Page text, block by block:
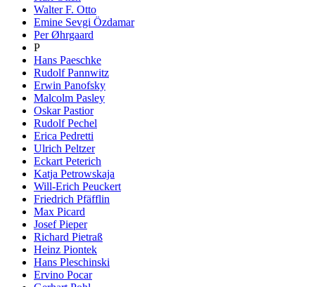
Walter F. Otto
Emine Sevgi Özdamar
Per Øhrgaard
P
Hans Paeschke
Rudolf Pannwitz
Erwin Panofsky
Malcolm Pasley
Oskar Pastior
Rudolf Pechel
Erica Pedretti
Ulrich Peltzer
Eckart Peterich
Katja Petrowskaja
Will-Erich Peuckert
Friedrich Pfäfflin
Max Picard
Josef Pieper
Richard Pietraß
Heinz Piontek
Hans Pleschinski
Ervino Pocar